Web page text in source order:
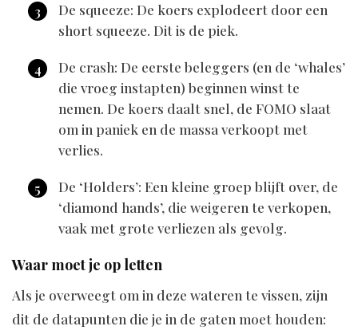
De squeeze: De koers explodeert door een
short squeeze. Dit is de piek.
De crash: De eerste beleggers (en de ‘whales’
die vroeg instapten) beginnen winst te
nemen. De koers daalt snel, de FOMO slaat
om in paniek en de massa verkoopt met
verlies.
De ‘Holders’: Een kleine groep blijft over, de
‘diamond hands’, die weigeren te verkopen,
vaak met grote verliezen als gevolg.
Waar moet je op letten
Als je overweegt om in deze wateren te vissen, zijn
dit de datapunten die je in de gaten moet houden: